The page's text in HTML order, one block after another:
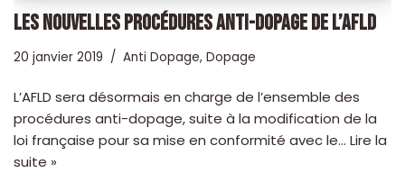
LES NOUVELLES PROCÉDURES ANTI-DOPAGE DE L’AFLD
20 janvier 2019 Anti Dopage, Dopage
L’AFLD sera désormais en charge de l’ensemble des
procédures anti-dopage, suite à la modification de la
loi française pour sa mise en conformité avec le… Lire la
suite »